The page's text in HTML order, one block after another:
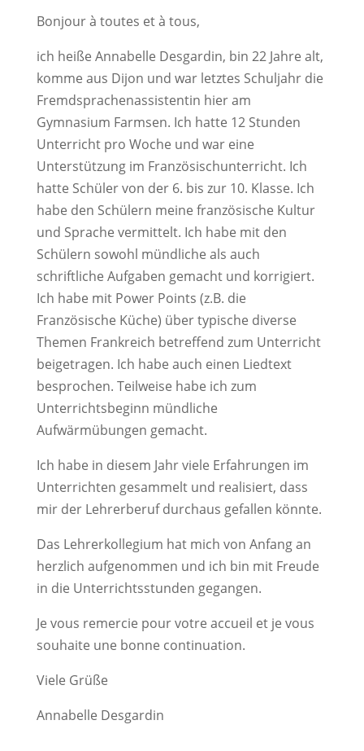
Bonjour à toutes et à tous,
ich heiße Annabelle Desgardin, bin 22 Jahre alt,
komme aus Dijon und war letztes Schuljahr die
Fremdsprachenassistentin hier am
Gymnasium Farmsen. Ich hatte 12 Stunden
Unterricht pro Woche und war eine
Unterstützung im Französischunterricht. Ich
hatte Schüler von der 6. bis zur 10. Klasse. Ich
habe den Schülern meine französische Kultur
und Sprache vermittelt. Ich habe mit den
Schülern sowohl mündliche als auch
schriftliche Aufgaben gemacht und korrigiert.
Ich habe mit Power Points (z.B. die
Französische Küche) über typische diverse
Themen Frankreich betreffend zum Unterricht
beigetragen. Ich habe auch einen Liedtext
besprochen. Teilweise habe ich zum
Unterrichtsbeginn mündliche
Aufwärmübungen gemacht.
Ich habe in diesem Jahr viele Erfahrungen im
Unterrichten gesammelt und realisiert, dass
mir der Lehrerberuf durchaus gefallen könnte.
Das Lehrerkollegium hat mich von Anfang an
herzlich aufgenommen und ich bin mit Freude
in die Unterrichtsstunden gegangen.
Je vous remercie pour votre accueil et je vous
souhaite une bonne continuation.
Viele Grüße
Annabelle Desgardin